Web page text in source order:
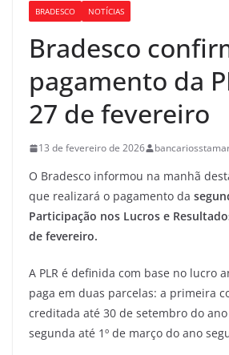
BRADESCO NOTÍCIAS
Bradesco
pagamento da
27 de fevereiro
13 de fevereiro de 2026
O Bradesco informou na manhã
que realizará o pagamento da
Participação nos Lucros e
de fevereiro.
A PLR é definida com base no lucro
paga em duas parcelas: a primeira
creditada até 30 de setembro do
segunda até 1º de março do ano